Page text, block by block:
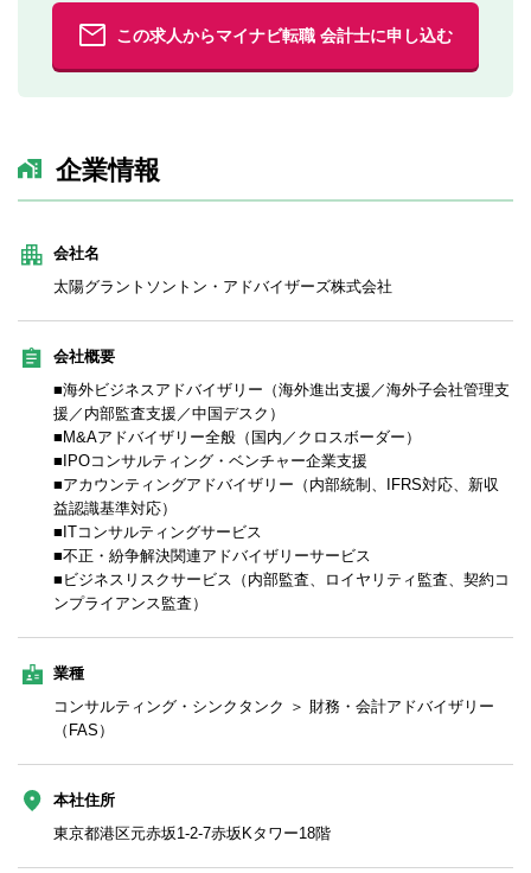
この求人からマイナビ転職 会計士に申し込む
企業情報
会社名
太陽グラントソントン・アドバイザーズ株式会社
会社概要
■海外ビジネスアドバイザリー（海外進出支援／海外子会社管理支
援／内部監査支援／中国デスク）
■M&Aアドバイザリー全般（国内／クロスボーダー）
■IPOコンサルティング・ベンチャー企業支援
■アカウンティングアドバイザリー（内部統制、IFRS対応、新収
益認識基準対応）
■ITコンサルティングサービス
■不正・紛争解決関連アドバイザリーサービス
■ビジネスリスクサービス（内部監査、ロイヤリティ監査、契約コ
ンプライアンス監査）
業種
コンサルティング・シンクタンク ＞ 財務・会計アドバイザリー
（FAS）
本社住所
東京都港区元赤坂1-2-7赤坂Kタワー18階